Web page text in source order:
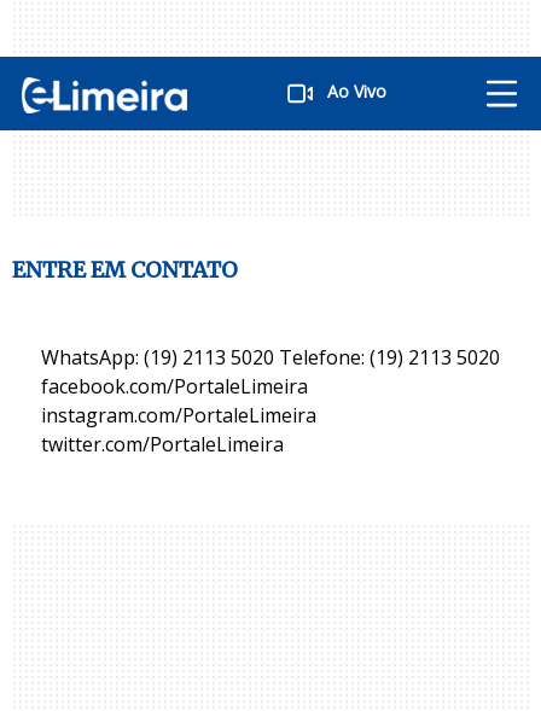
Ao Vivo
ENTRE EM CONTATO
WhatsApp: (19) 2113 5020 Telefone: (19) 2113 5020
facebook.com/PortaleLimeira
instagram.com/PortaleLimeira
twitter.com/PortaleLimeira